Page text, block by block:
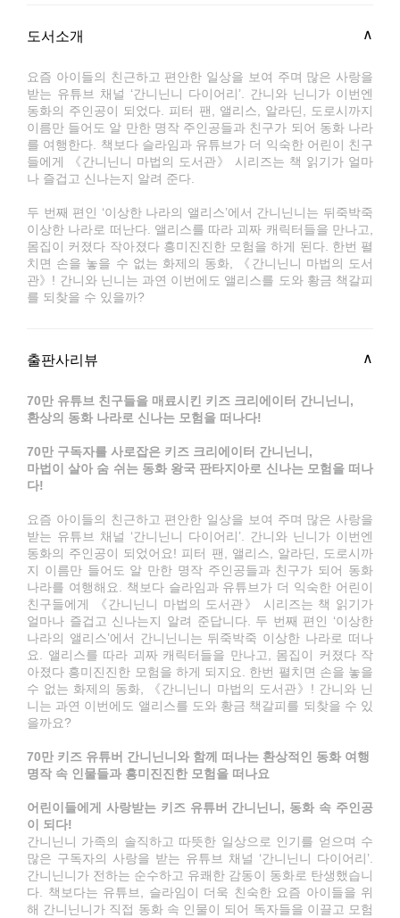
도서소개
요즘 아이들의 친근하고 편안한 일상을 보여 주며 많은 사랑을
받는 유튜브 채널 ‘간니닌니 다이어리’. 간니와 닌니가 이번엔
동화의 주인공이 되었다. 피터 팬, 앨리스, 알라딘, 도로시까지
이름만 들어도 알 만한 명작 주인공들과 친구가 되어 동화 나라
를 여행한다. 책보다 슬라임과 유튜브가 더 익숙한 어린이 친구
들에게 《간니닌니 마법의 도서관》 시리즈는 책 읽기가 얼마
나 즐겁고 신나는지 알려 준다.
두 번째 편인 ‘이상한 나라의 앨리스’에서 간니닌니는 뒤죽박죽
이상한 나라로 떠난다. 앨리스를 따라 괴짜 캐릭터들을 만나고,
몸집이 커졌다 작아졌다 흥미진진한 모험을 하게 된다. 한번 펼
치면 손을 놓을 수 없는 화제의 동화, 《간니닌니 마법의 도서
관》! 간니와 닌니는 과연 이번에도 앨리스를 도와 황금 책갈피
를 되찾을 수 있을까?
출판사리뷰
70만 유튜브 친구들을 매료시킨 키즈 크리에이터 간니닌니,
환상의 동화 나라로 신나는 모험을 떠나다!
70만 구독자를 사로잡은 키즈 크리에이터 간니닌니,
마법이 살아 숨 쉬는 동화 왕국 판타지아로 신나는 모험을 떠나
다!
요즘 아이들의 친근하고 편안한 일상을 보여 주며 많은 사랑을
받는 유튜브 채널 ‘간니닌니 다이어리’. 간니와 닌니가 이번엔
동화의 주인공이 되었어요! 피터 팬, 앨리스, 알라딘, 도로시까
지 이름만 들어도 알 만한 명작 주인공들과 친구가 되어 동화
나라를 여행해요. 책보다 슬라임과 유튜브가 더 익숙한 어린이
친구들에게 《간니닌니 마법의 도서관》 시리즈는 책 읽기가
얼마나 즐겁고 신나는지 알려 준답니다. 두 번째 편인 ‘이상한
나라의 앨리스’에서 간니닌니는 뒤죽박죽 이상한 나라로 떠나
요. 앨리스를 따라 괴짜 캐릭터들을 만나고, 몸집이 커졌다 작
아졌다 흥미진진한 모험을 하게 되지요. 한번 펼치면 손을 놓을
수 없는 화제의 동화, 《간니닌니 마법의 도서관》! 간니와 닌
니는 과연 이번에도 앨리스를 도와 황금 책갈피를 되찾을 수 있
을까요?
70만 키즈 유튜버 간니닌니와 함께 떠나는 환상적인 동화 여행
명작 속 인물들과 흥미진진한 모험을 떠나요
어린이들에게 사랑받는 키즈 유튜버 간니닌니, 동화 속 주인공
이 되다!
간니닌니 가족의 솔직하고 따뜻한 일상으로 인기를 얻으며 수
많은 구독자의 사랑을 받는 유튜브 채널 ‘간니닌니 다이어리’.
간니닌니가 전하는 순수하고 유쾌한 감동이 동화로 탄생했습니
다. 책보다는 유튜브, 슬라임이 더욱 친숙한 요즘 아이들을 위
해 간니닌니가 직접 동화 속 인물이 되어 독자들을 이끌고 모험